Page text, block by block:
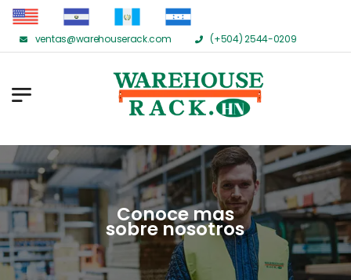
ventas@warehouserack.com (+504) 2544-0209
Conoce mas
sobre nosotros